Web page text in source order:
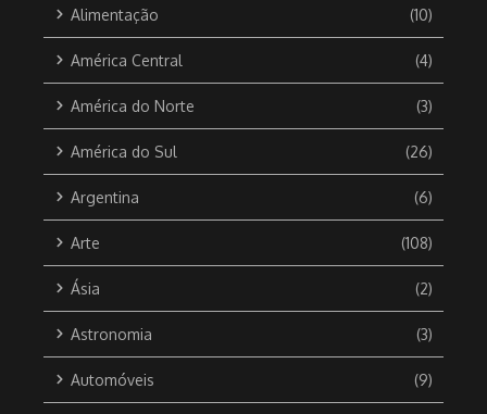
Alimentação (10)
América Central (4)
América do Norte (3)
América do Sul (26)
Argentina (6)
Arte (108)
Ásia (2)
Astronomia (3)
Automóveis (9)